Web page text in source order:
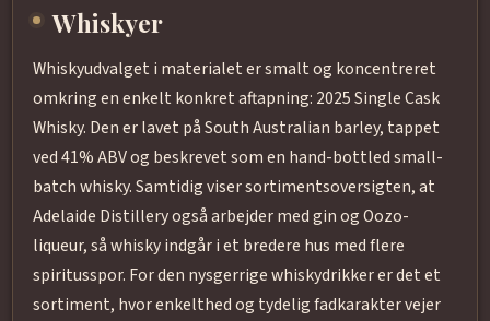
Whiskyer
Whiskyudvalget i materialet er smalt og koncentreret
omkring en enkelt konkret aftapning: 2025 Single Cask
Whisky. Den er lavet på South Australian barley, tappet
ved 41% ABV og beskrevet som en hand-bottled small-
batch whisky. Samtidig viser sortimentsoversigten, at
Adelaide Distillery også arbejder med gin og Oozo-
liqueur, så whisky indgår i et bredere hus med flere
spiritusspor. For den nysgerrige whiskydrikker er det et
sortiment, hvor enkelthed og tydelig fadkarakter vejer